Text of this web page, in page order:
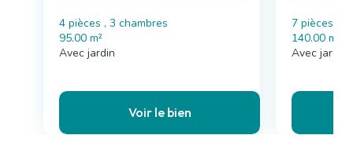
4 pièces , 3 chambres
95.00 m²
Avec jardin
Voir le bien
7 pièces , 4
140.00 m²
Avec jardin